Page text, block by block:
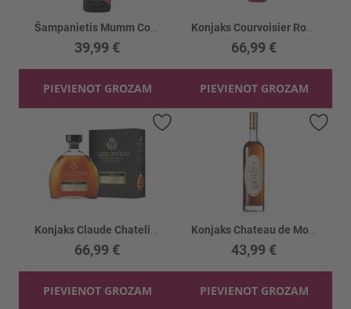
39,99 €
PIEVIENOT GROZAM
66,99 €
PIEVIENOT GROZAM
66,99 €
PIEVIENOT GROZAM
Pievienot vēlmju sarakstam
43,99 €
PIEVIENOT GROZAM